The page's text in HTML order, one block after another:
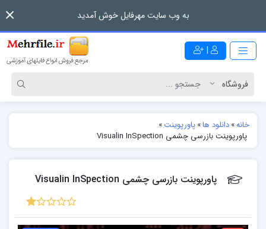
به وب سایت مهرفایل خوش آمدید
|
خانه»دانلود ها»پاورپوینت»
پاورپوینت بازرسی چشمی Visualin InSpection
پاورپوینت بازرسی چشمی Visualin InSpection